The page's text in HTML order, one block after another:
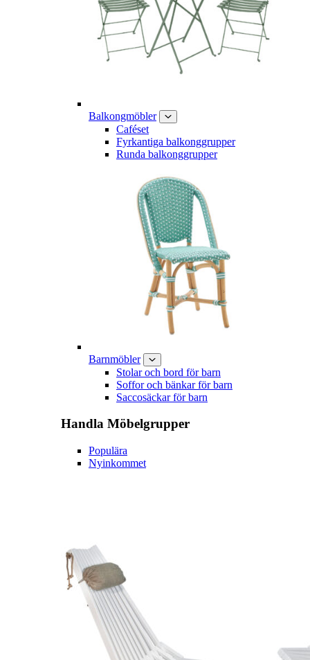
Balkongmöbler
Caféset
Fyrkantiga balkonggrupper
Runda balkonggrupper
Barnmöbler
Stolar och bord för barn
Soffor och bänkar för barn
Saccosäckar för barn
Handla Möbelgrupper
Populära
Nyinkommet